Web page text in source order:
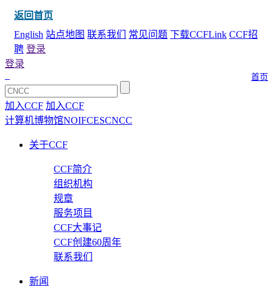
返回首页
English 站点地图 联系我们 常见问题 下载CCFLink CCF招
聘 登录
首页
登录
加入CCF 加入CCF
计算机博物馆NOIFCESCNCC
关于CCF
CCF简介
组织机构
规章
服务项目
CCF大事记
CCF创建60周年
联系我们
新闻